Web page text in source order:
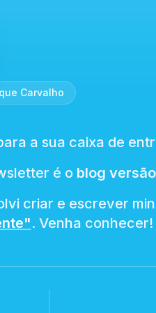
Carvalho
a sua caixa de
é o blog
criar e escrever
. Venha conhecer!